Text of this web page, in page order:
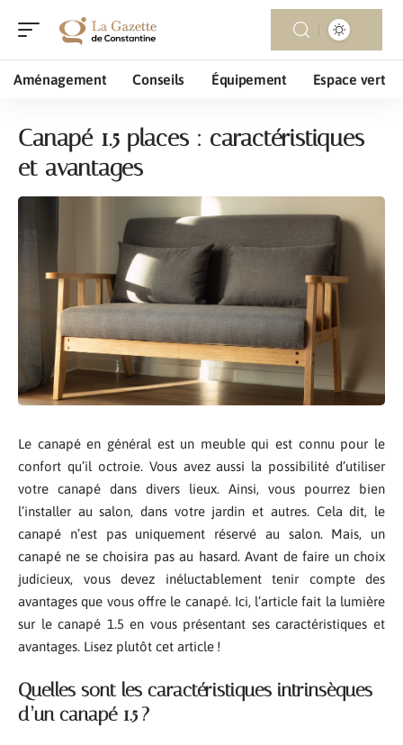
Aménagement Conseils Équipement Espace vert
Canapé 1.5 places : caractéristiques
et avantages
Le canapé en général est un meuble qui est connu pour le
confort qu’il octroie. Vous avez aussi la possibilité d’utiliser
votre canapé dans divers lieux. Ainsi, vous pourrez bien
l’installer au salon, dans votre jardin et autres. Cela dit, le
canapé n’est pas uniquement réservé au salon. Mais, un
canapé ne se choisira pas au hasard. Avant de faire un choix
judicieux, vous devez inéluctablement tenir compte des
avantages que vous offre le canapé. Ici, l’article fait la lumière
sur le canapé 1.5 en vous présentant ses caractéristiques et
avantages. Lisez plutôt cet article !
Quelles sont les caractéristiques intrinsèques
d’un canapé 1.5 ?